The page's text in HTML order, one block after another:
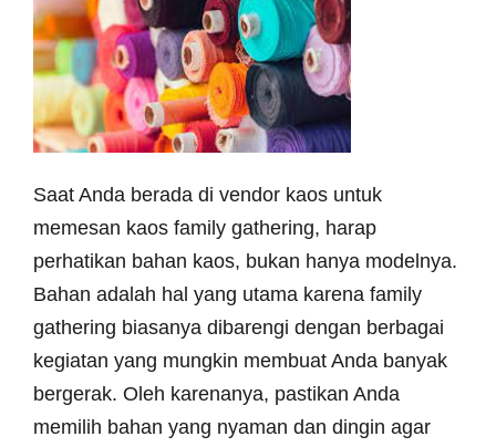
Saat Anda berada di vendor kaos untuk
memesan kaos family gathering, harap
perhatikan bahan kaos, bukan hanya modelnya.
Bahan adalah hal yang utama karena family
gathering biasanya dibarengi dengan berbagai
kegiatan yang mungkin membuat Anda banyak
bergerak. Oleh karenanya, pastikan Anda
memilih bahan yang nyaman dan dingin agar